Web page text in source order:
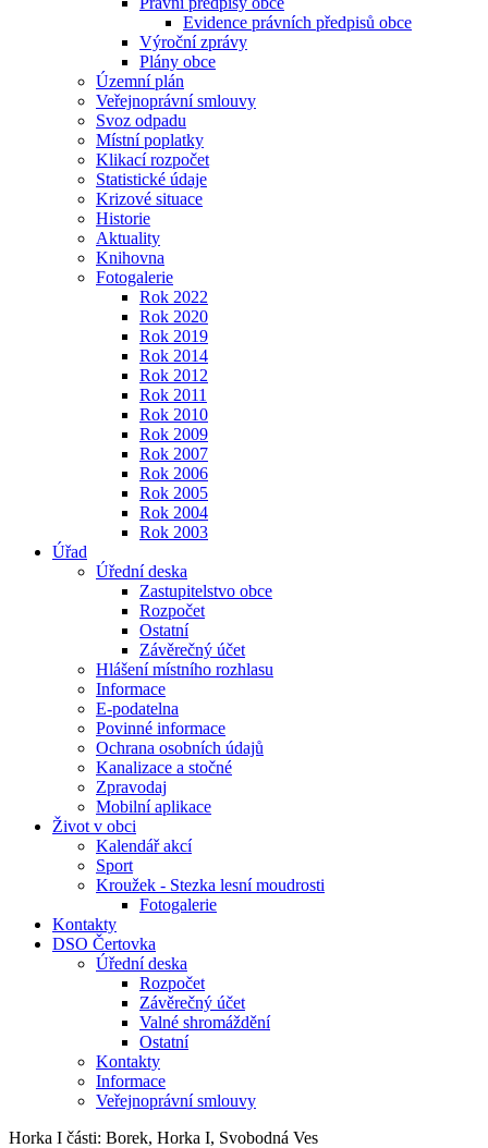
Evidence právních předpisů obce
Výroční zprávy
Plány obce
Územní plán
Veřejnoprávní smlouvy
Svoz odpadu
Místní poplatky
Klikací rozpočet
Statistické údaje
Krizové situace
Historie
Aktuality
Knihovna
Fotogalerie
Rok 2022
Rok 2020
Rok 2019
Rok 2014
Rok 2012
Rok 2011
Rok 2010
Rok 2009
Rok 2007
Rok 2006
Rok 2005
Rok 2004
Rok 2003
Úřad
Úřední deska
Zastupitelstvo obce
Rozpočet
Ostatní
Závěrečný účet
Hlášení místního rozhlasu
Informace
E-podatelna
Povinné informace
Ochrana osobních údajů
Kanalizace a stočné
Zpravodaj
Mobilní aplikace
Život v obci
Kalendář akcí
Sport
Kroužek - Stezka lesní moudrosti
Fotogalerie
Kontakty
DSO Čertovka
Úřední deska
Rozpočet
Závěrečný účet
Valné shromáždění
Ostatní
Kontakty
Informace
Veřejnoprávní smlouvy
Horka I části: Borek, Horka I, Svobodná Ves